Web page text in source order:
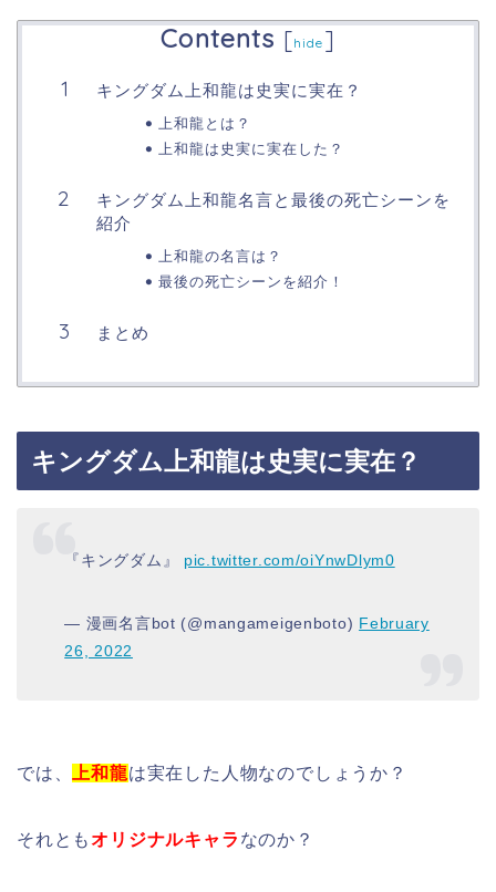
Contents [hide ]
キングダム上和龍は史実に実在？
上和龍とは？
上和龍は史実に実在した？
キングダム上和龍名言と最後の死亡シーンを
紹介
上和龍の名言は？
最後の死亡シーンを紹介！
まとめ
キングダム上和龍は史実に実在？
『キングダム』 pic.twitter.com/oiYnwDlym0
— 漫画名言bot (@mangameigenboto) February
26, 2022
では、 上和龍は実在した人物なのでしょうか？
それとも オリジナルキャラ なのか？